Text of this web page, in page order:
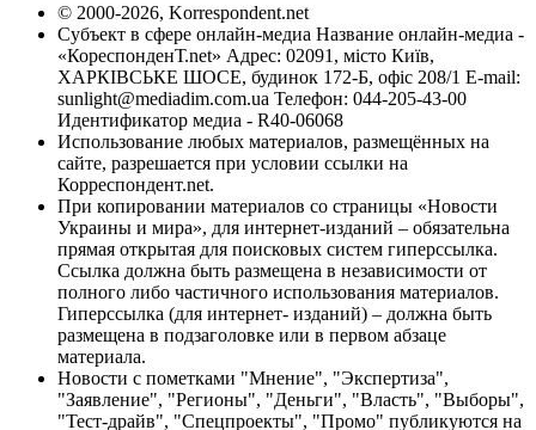
© 2000-2026, Korrespondent.net
Субъект в сфере онлайн-медиа Название онлайн-медиа -
«КореспонденТ.net» Адрес: 02091, місто Київ,
ХАРКІВСЬКЕ ШОСЕ, будинок 172-Б, офіс 208/1 E-mail:
sunlight@mediadim.com.ua Телефон: 044-205-43-00
Идентификатор медиа - R40-06068
Использование любых материалов, размещённых на
сайте, разрешается при условии ссылки на
Корреспондент.net.
При копировании материалов со страницы «Новости
Украины и мира», для интернет-изданий – обязательна
прямая открытая для поисковых систем гиперссылка.
Ссылка должна быть размещена в независимости от
полного либо частичного использования материалов.
Гиперссылка (для интернет- изданий) – должна быть
размещена в подзаголовке или в первом абзаце
материала.
Новости с пометками "Мнение", "Экспертиза",
"Заявление", "Регионы", "Деньги", "Власть", "Выборы",
"Тест-драйв", "Спецпроекты", "Промо" публикуются на